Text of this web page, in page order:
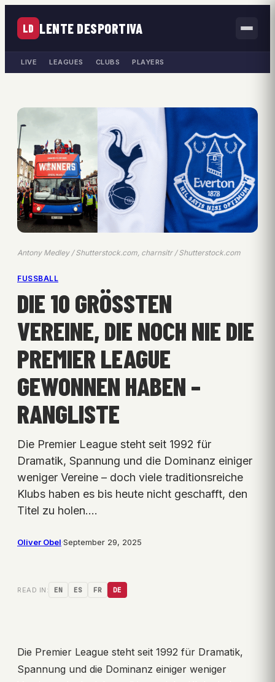
LD LENTE DESPORTIVA
LIVE LEAGUES CLUBS PLAYERS
Antony Medley / Shutterstock.com, charnsitr / Shutterstock.com
FUSSBALL
DIE 10 GRÖSSTEN V
EREINE, DIE NOCH NIE DIE P
REMIER LEAGUE G
EWONNEN HABEN – R
ANGLISTE
Die Premier League steht seit 1992 für
Dramatik, Spannung und die Dominanz einiger
weniger Vereine – doch viele traditionsreiche
Klubs haben es bis heute nicht geschafft, den
Titel zu holen.…
Oliver Obel·September 29, 2025
READ IN: EN ES FR DE
Die Premier League steht seit 1992 für Dramatik,
Spannung und die Dominanz einiger weniger